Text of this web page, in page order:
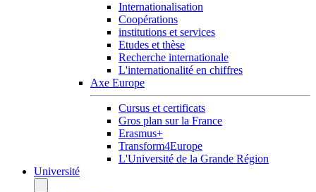
Internationalisation
Coopérations
institutions et services
Etudes et thèse
Recherche internationale
L'internationalité en chiffres
Axe Europe
Cursus et certificats
Gros plan sur la France
Erasmus+
Transform4Europe
L'Université de la Grande Région
Université